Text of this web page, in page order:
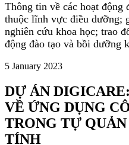
Thông tin về các hoạt động
thuộc lĩnh vực điều dưỡng;
nghiên cứu khoa học; trao
động đào tạo và bồi dưỡng
5 January 2023
DỰ ÁN
VỀ ỨNG DỤNG
TRONG TỰ
TÍNH